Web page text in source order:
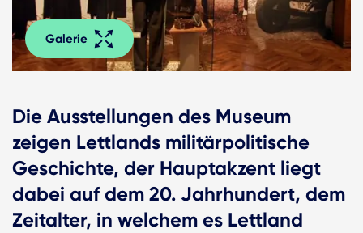
Galerie
Die Ausstellungen des Museum
zeigen Lettlands militärpolitische
Geschichte, der Hauptakzent liegt
dabei auf dem 20. Jahrhundert, dem
Zeitalter, in welchem es Lettland